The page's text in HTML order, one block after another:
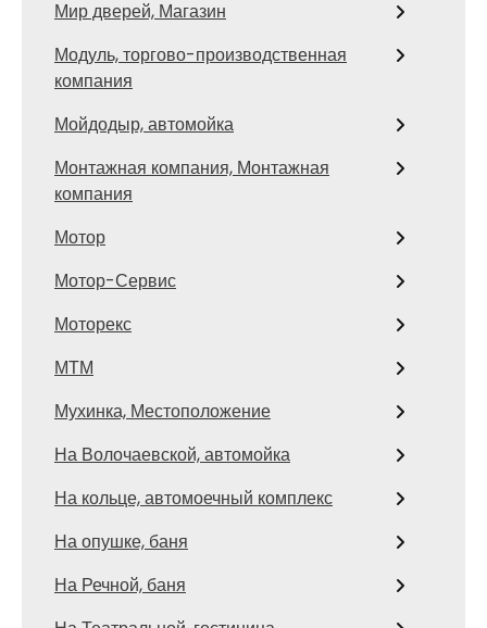
Мир дверей, Магазин
Модуль, торгово-производственная
компания
Мойдодыр, автомойка
Монтажная компания, Монтажная
компания
Мотор
Мотор-Сервис
Моторекс
МТМ
Мухинка, Местоположение
На Волочаевской, автомойка
На кольце, автомоечный комплекс
На опушке, баня
На Речной, баня